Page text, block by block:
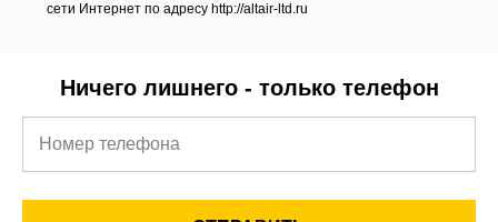
сети Интернет по адресу http://altair-ltd.ru
Ничего лишнего - только телефон